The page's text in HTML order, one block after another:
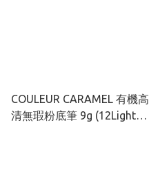
COULEUR CARAMEL 有機高
清無瑕粉底筆 9g (12Light